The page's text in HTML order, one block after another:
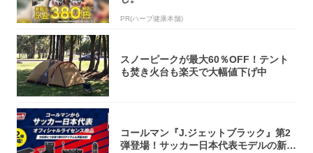
PR(ハーブ健康本舗)
スノーピークが最大60％OFF！テント
も焚き火台も楽天で大幅値下げ中
コールマン『J.ジェットブラック』第2
弾登場！サッカー日本代表モデルの新作